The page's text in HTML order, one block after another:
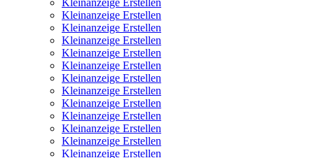
Kleinanzeige Erstellen
Kleinanzeige Erstellen
Kleinanzeige Erstellen
Kleinanzeige Erstellen
Kleinanzeige Erstellen
Kleinanzeige Erstellen
Kleinanzeige Erstellen
Kleinanzeige Erstellen
Kleinanzeige Erstellen
Kleinanzeige Erstellen
Kleinanzeige Erstellen
Kleinanzeige Erstellen